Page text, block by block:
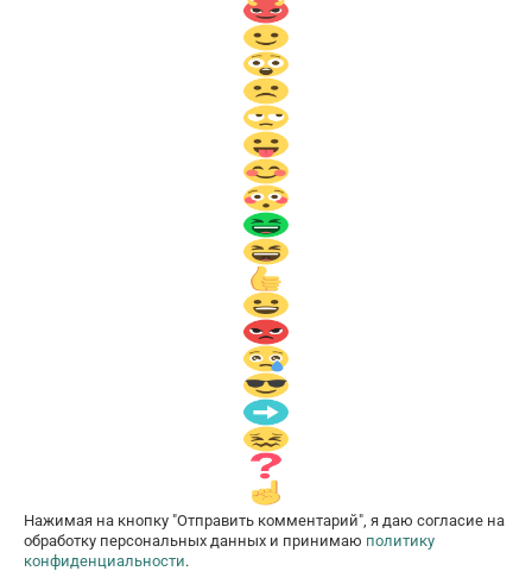
Нажимая на кнопку "Отправить комментарий", я даю согласие на
обработку персональных данных и принимаю политику
конфиденциальности.